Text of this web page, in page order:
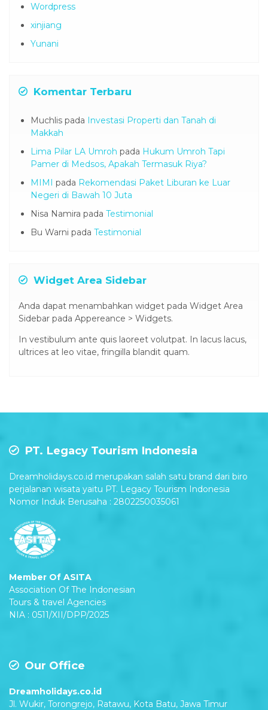
Wordpress
xinjiang
Yunani
Komentar Terbaru
Muchlis pada Investasi Properti dan Tanah di
Makkah
Lima Pilar LA Umroh pada Hukum Umroh Tapi
Pamer di Medsos, Apakah Termasuk Riya?
MIMI pada Rekomendasi Paket Liburan ke Luar
Negeri di Bawah 10 Juta
Nisa Namira pada Testimonial
Bu Warni pada Testimonial
Widget Area Sidebar
Anda dapat menambahkan widget pada Widget Area
Sidebar pada Appereance > Widgets.
In vestibulum ante quis laoreet volutpat. In lacus lacus,
ultrices at leo vitae, fringilla blandit quam.
PT. Legacy Tourism Indonesia
Dreamholidays.co.id merupakan salah satu brand dari biro
perjalanan wisata yaitu PT. Legacy Tourism Indonesia
Nomor Induk Berusaha : 2802250035061
Member Of ASITA
Association Of The Indonesian
Tours & travel Agencies
NIA : 0511/XII/DPP/2025
Our Office
Dreamholidays.co.id
Jl. Wukir, Torongrejo, Ratawu, Kota Batu, Jawa Timur